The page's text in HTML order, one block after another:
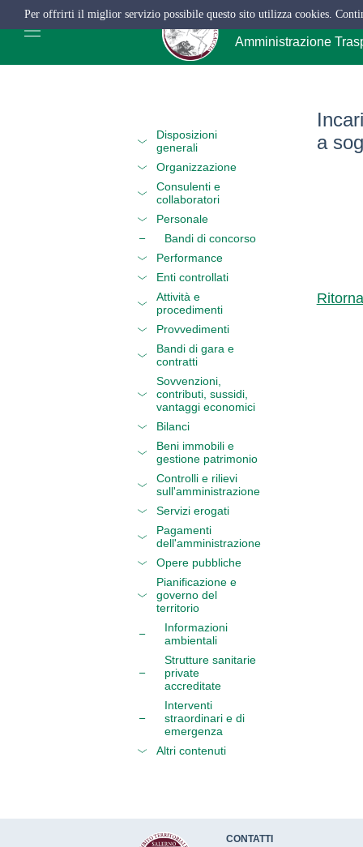
ATC Salerno
Amministrazione
Disposizioni
generali
Organizzazione
Consulenti e
collaboratori
Personale
Bandi di concorso
Performance
Enti controllati
Attività e
procedimenti
Provvedimenti
Bandi di gara e
contratti
Sovvenzioni,
contributi, sussidi,
vantaggi economici
Bilanci
Beni immobili e
gestione patrimonio
Controlli e rilievi
sull'amministrazione
Servizi erogati
Pagamenti
dell'amministrazione
Opere pubbliche
Pianificazione e
governo del
territorio
Informazioni
ambientali
Strutture sanitarie
private
accreditate
Interventi
straordinari e di
emergenza
Altri contenuti
a
CONTATTI
Per offrirti il miglior servizio possibile questo sito utilizza cookies.